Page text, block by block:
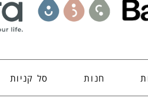
חנות סל קניות